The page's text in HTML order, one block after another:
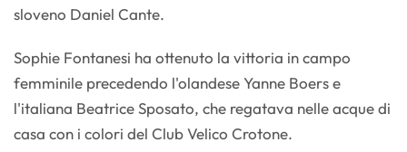
sloveno Daniel Cante.
Sophie Fontanesi ha ottenuto la vittoria in campo
femminile precedendo l'olandese Yanne Boers e
l'italiana Beatrice Sposato, che regatava nelle acque di
casa con i colori del Club Velico Crotone.